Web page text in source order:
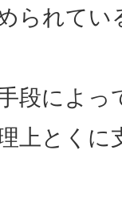
られて
段によっ
上とく